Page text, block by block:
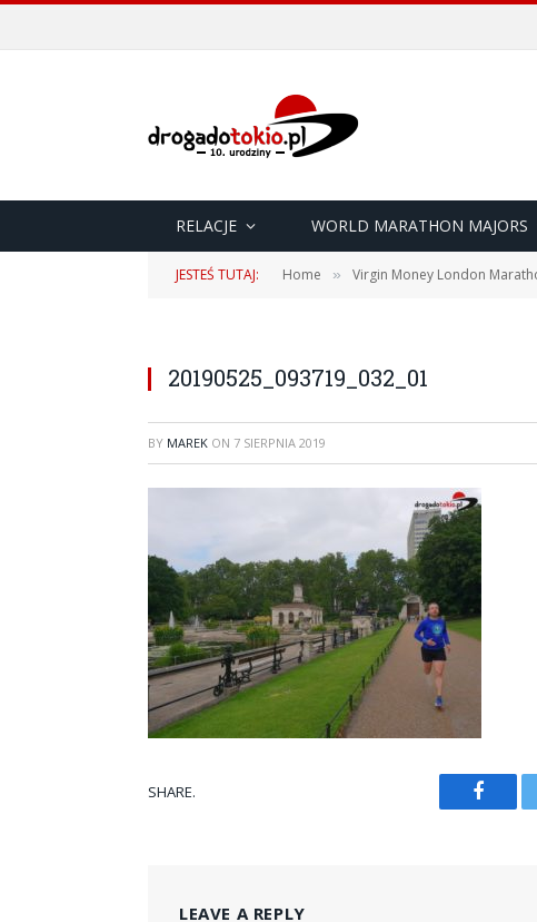
RELACJE WORLD MARATHON MAJORS
JESTEŚ TUTAJ: Home » Virgin Money London
20190525_093719_032_01
BY MAREK ON 7 SIERPNIA 2019
SHARE.
LEAVE A REPLY